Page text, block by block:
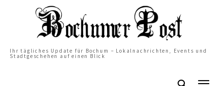
Ihr tägliches Update für Bochum – Lokalnachrichten, Events und
Stadtgeschehen auf einen Blick